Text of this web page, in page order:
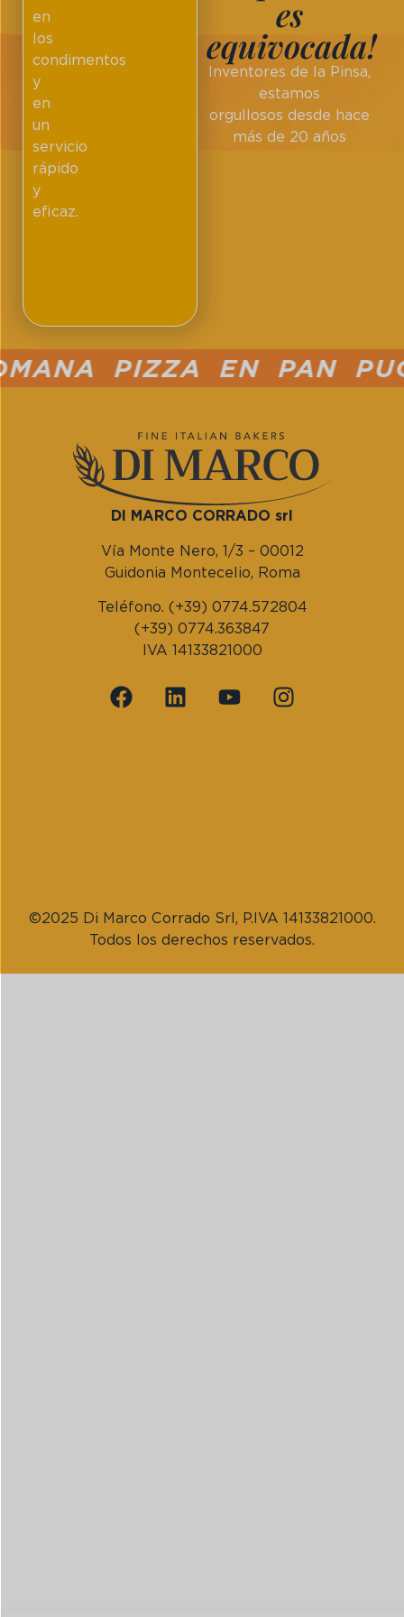
es
equivocada!
Inventores de la Pinsa,
estamos
orgullosos desde hace
más de 20 años
en
los
condimentos
y
en
un
servicio
rápido
y
eficaz.
PIZZA EN PAN
DI MARCO CORRADO srl
Vía Monte Nero, 1/3 – 00012
Guidonia Montecelio, Roma
Teléfono. (+39) 0774.572804
(+39) 0774.363847
IVA 14133821000
©2025 Di Marco Corrado Srl, P.IVA 14133821000.
Todos los derechos reservados.